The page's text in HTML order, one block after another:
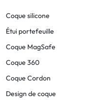
Coque silicone
Étui portefeuille
Coque MagSafe
Coque 360
Coque Cordon
Design de coque